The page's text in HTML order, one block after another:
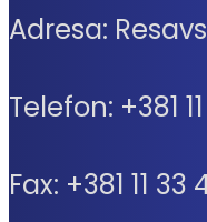
Adresa:
Telefon: +381
Fax: +381 11 33